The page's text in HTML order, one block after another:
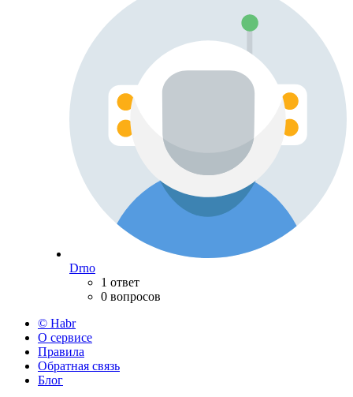
Drno
1 ответ
0 вопросов
© Habr
О сервисе
Правила
Обратная связь
Блог